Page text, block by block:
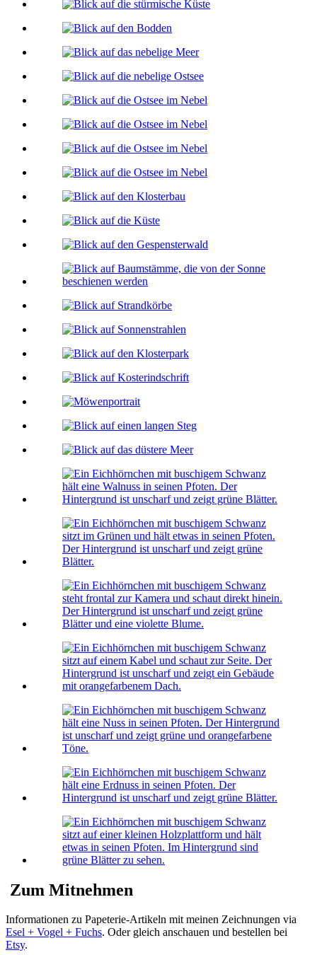
Zum Mitnehmen
Informationen zu Papeterie-Artikeln mit meinen Zeichnungen via
Esel + Vogel + Fuchs. Oder gleich anschauen und bestellen bei
Etsy.